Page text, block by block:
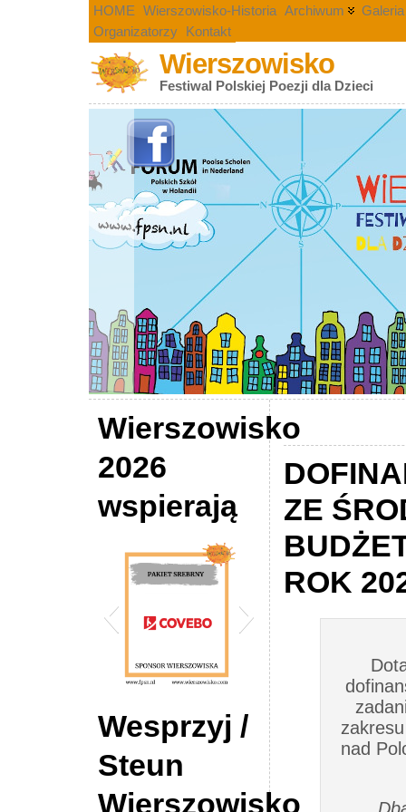
HOME Wierszowisko-Historia Archiwum
Galeria
Organizatorzy Kontakt
Wierszowisko
Festiwal Polskiej Poezji dla Dzieci
Wierszowisko
2026
wspierają
2026 Wierszowisko
Sponsor COVEBO
DE Hypotheek Shop
Tilburg
Wesprzyj /
Steun
Wierszowisko
ZE
ROK
nad